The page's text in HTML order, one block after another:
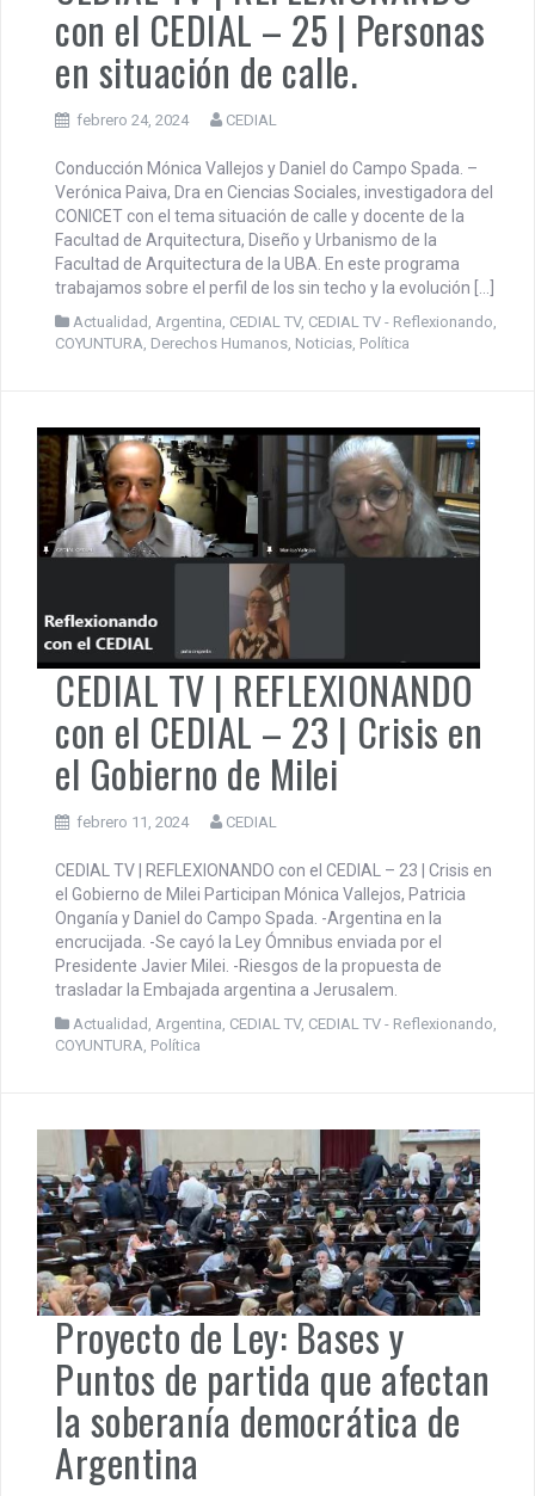
con el CEDIAL – 25 | Personas
en situación de calle.
febrero 24, 2024 CEDIAL
Conducción Mónica Vallejos y Daniel do Campo Spada. –
Verónica Paiva, Dra en Ciencias Sociales, investigadora del
CONICET con el tema situación de calle y docente de la
Facultad de Arquitectura, Diseño y Urbanismo de la
Facultad de Arquitectura de la UBA. En este programa
trabajamos sobre el perfil de los sin techo y la evolución […]
Actualidad Argentina CEDIAL TV, CEDIAL TV - Reflexionando
COYUNTURA Derechos Humanos Noticias Política
CEDIAL TV | REFLEXIONANDO
con el CEDIAL – 23 | Crisis en
el Gobierno de Milei
febrero 11, 2024 CEDIAL
CEDIAL TV | REFLEXIONANDO con el CEDIAL – 23 | Crisis en
el Gobierno de Milei Participan Mónica Vallejos, Patricia
Onganía y Daniel do Campo Spada. -Argentina en la
encrucijada. -Se cayó la Ley Ómnibus enviada por el
Presidente Javier Milei. -Riesgos de la propuesta de
trasladar la Embajada argentina a Jerusalem.
Actualidad , Argentina, CEDIAL TV, CEDIAL TV - Reflexionando,
COYUNTURA, Política
Proyecto de Ley: Bases y
Puntos de partida que afectan
la soberanía democrática de
Argentina